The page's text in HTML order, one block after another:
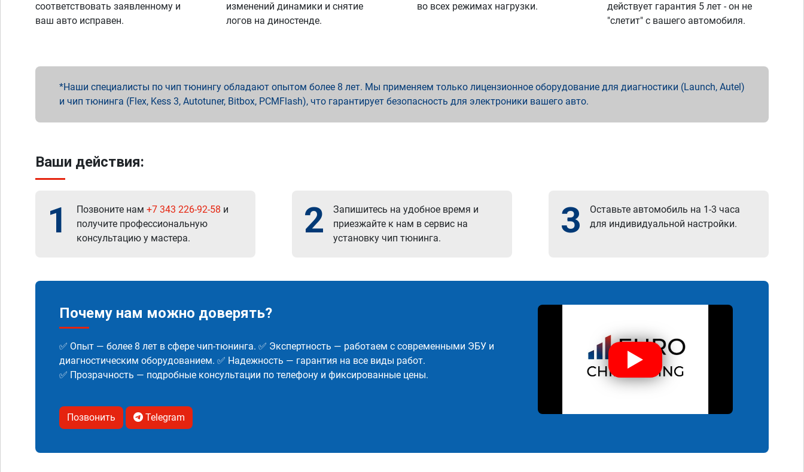
соответствовать заявленному и
ваш авто исправен.
изменений динамики и снятие
логов на диностенде.
во всех режимах нагрузки.
действует гарантия 5 лет - он не
"слетит" с вашего автомобиля.
Наши специалисты по чип тюнингу обладают опытом более 8 лет. Мы применяем только лицензионное оборудование для диагностики (Launch, Autel)
и чип тюнинга (Flex, Kess 3, Autotuner, Bitbox, PCMFlash), что гарантирует безопасность для электроники вашего авто.
Ваши действия:
1 Позвоните нам +7 343 226-92-58 и
получите профессиональную
консультацию у мастера.
2
Запишитесь на удобное время и
приезжайте к нам в сервис на
установку чип тюнинга.
3
Оставьте автомобиль на 1-3 часа
для индивидуальной настройки.
Почему нам можно доверять?
✅ Опыт — более 8 лет в сфере чип-тюнинга. ✅ Экспертность — работаем с современными ЭБУ и
диагностическим оборудованием. ✅ Надежность — гарантия на все виды работ.
✅ Прозрачность — подробные консультации по телефону и фиксированные цены.
Позвонить Telegram